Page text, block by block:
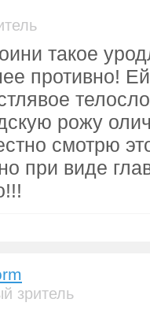
такое
противно!
рожу
смотрю
при виде
зритель